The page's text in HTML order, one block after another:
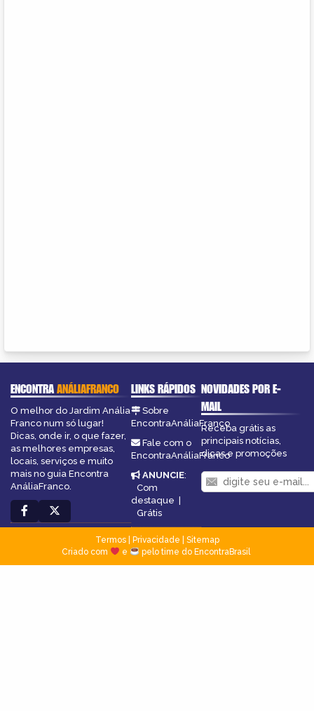
ENCONTRAANÁLIAFRANCO
O melhor do Jardim Anália
Franco num só lugar!
Dicas, onde ir, o que fazer,
as melhores empresas,
locais, serviços e muito
mais no guia Encontra
AnáliaFranco.
LINKS RÁPIDOS
Sobre
EncontraAnáliaFranco
Fale com o
EncontraAnáliaFranco
ANUNCIE:
Com
destaque |
Grátis
NOVIDADES POR E-
MAIL
Receba grátis as
principais notícias,
dicas e promoções
Termos| Privacidade
Sitemap
Criado com
e pelo time do EncontraBrasil